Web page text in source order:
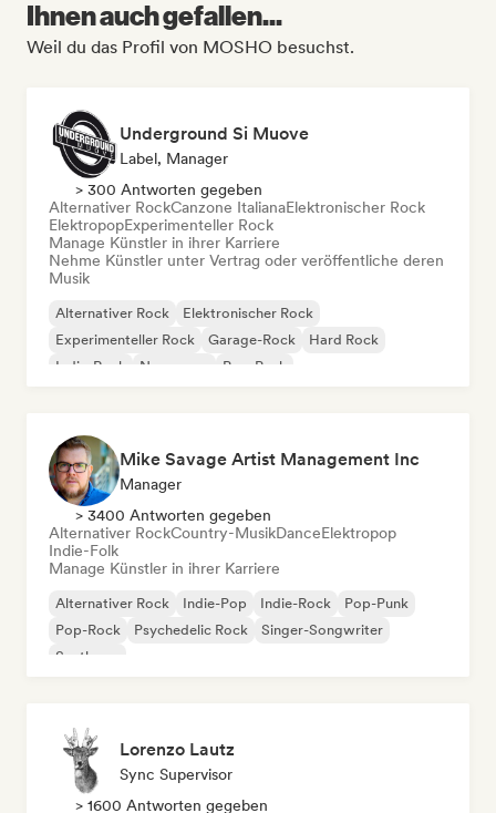
Ihnen auch gefallen...
Weil du das Profil von MOSHO besuchst.
Underground Si Muove
Label, Manager
> 300 Antworten gegeben
Alternativer RockCanzone ItalianaElektronischer Rock
ElektropopExperimenteller Rock
Manage Künstler in ihrer Karriere
Nehme Künstler unter Vertrag oder veröffentliche deren
Musik
Alternativer Rock
Elektronischer Rock
Experimenteller Rock
Garage-Rock
Hard Rock
Indie-Rock
New wave Pop-Punk
Mike Savage Artist Management Inc
Manager
> 3400 Antworten gegeben
Alternativer RockCountry-MusikDanceElektropop
Indie-Folk
Manage Künstler in ihrer Karriere
Alternativer Rock Indie-Pop Indie-Rock
Pop-Punk
Pop-Rock
Psychedelic Rock
Singer-Songwriter
Synthpop
Lorenzo Lautz
Sync Supervisor
> 1600 Antworten gegeben